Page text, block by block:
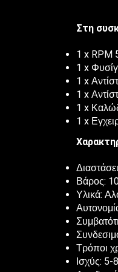
Στη
1 x RPM
1 x
1 x
1 x
1 x
1 x
Βάρος:
Υλικά:
Τρόποι
Ισχύς: 5-